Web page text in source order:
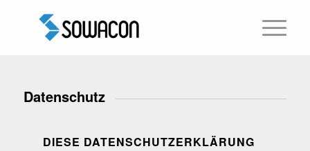
Datenschutz
DIESE DATENSCHUTZERKLÄRUNG